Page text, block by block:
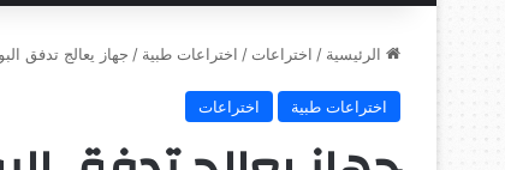
الرئيسية / اختراعات / اختراعات طبية / جهاز يعالج تدفق
اختراعات طبية اختراعات